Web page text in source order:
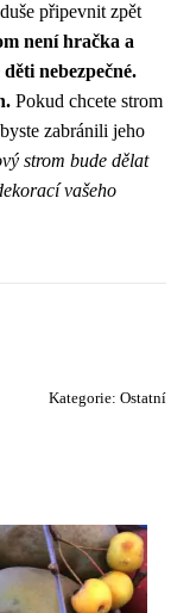
připevnit zpět
není hračka a
nebezpečné.
Pokud chcete strom
zabránili jeho
strom bude dělat
vašeho
Kategorie: Ostatní